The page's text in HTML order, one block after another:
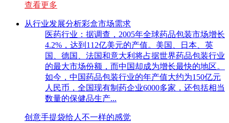
查看更多
从行业发展分析彩盒市场需求
医药行业：据调查，2005年全球药品包装市场增长
4.2%，达到112亿美元的产值。美国、日本、英
国、德国、法国和意大利将占据世界药品包装行业
的最大市场份额，而中国却成为增长最快的地区。
如今，中国药品包装行业的年产值大约为150亿元
人民币，全国现有制药企业6000多家，还包括相当
数量的保健品生产...
创意手提袋给人不一样的感觉